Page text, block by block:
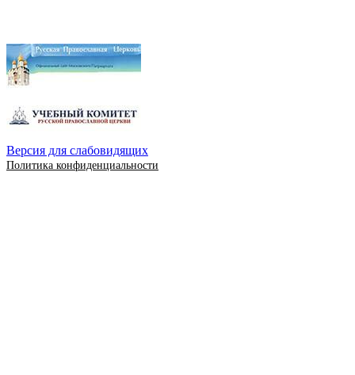
Версия для слабовидящих
Политика конфиденциальности